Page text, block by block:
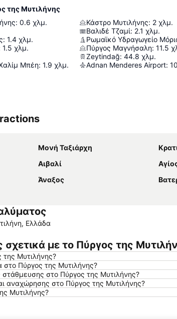
της Μυτιλήνης
: 0.6 χλμ.
: 1.4 χλμ.
1.5 χλμ.
Μπέη: 1.9 χλμ.
Κάστρο Μυτιλήνης: 2 χλμ.
Βαλιδέ Τζαμί: 2.1 χλμ.
Ρωμαϊκό Υδραγωγείο
Πύργος Μαγνήσαλη: 11.5
Zeytindağ: 44.8 χλμ.
Adnan Menderes Airport:
Μονή Ταξιάρχη
Αιβαλί
Άναξος
Ελλάδα
σχετικά με το Πύργος της
της Μυτιλήνης?
στο Πύργος της Μυτιλήνης?
στάθμευσης στο Πύργος της Μυτιλήνης?
αναχώρησης στο Πύργος της Μυτιλήνης?
Μυτιλήνης?